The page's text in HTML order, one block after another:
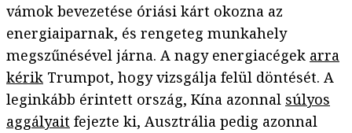
vámok bevezetése óriási kárt okozna az
energiaiparnak, és rengeteg munkahely
megszűnésével járna. A nagy energiacégek arra
kérik Trumpot, hogy vizsgálja felül döntését. A
leginkább érintett ország, Kína azonnal súlyos
aggályait fejezte ki, Ausztrália pedig azonnal